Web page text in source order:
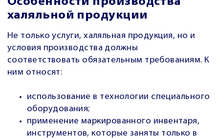
халяльной продукции
Не только услуги, халяльная продукция, но и
условия производства должны
соответствовать обязательным требованиям. К
ним относят:
использование в технологии специального
оборудования;
применение маркированного инвентаря,
инструментов, которые заняты только в